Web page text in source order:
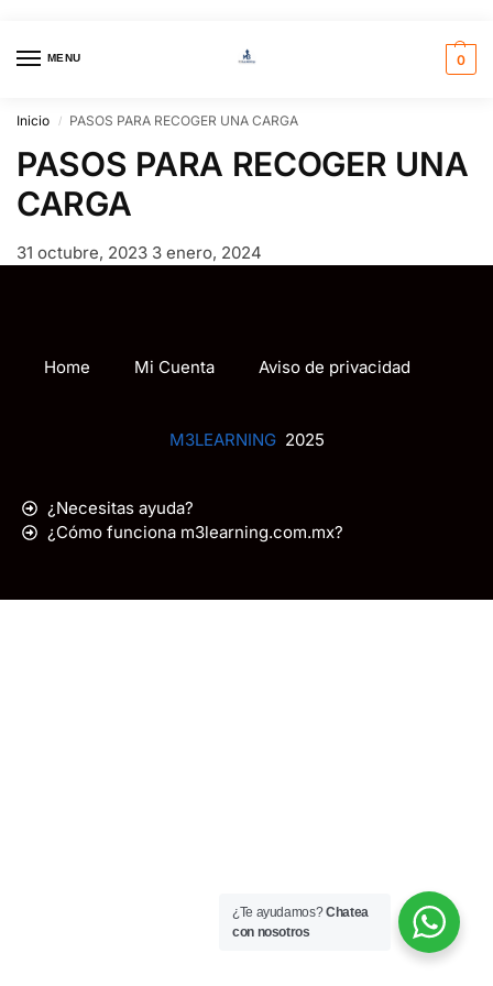
MENU 0
Inicio / PASOS PARA RECOGER UNA CARGA
PASOS PARA RECOGER UNA
CARGA
31 octubre, 2023 3 enero, 2024
Home Mi Cuenta Aviso de privacidad
M3LEARNING2025
¿Necesitas ayuda?
¿Cómo funciona m3learning.com.mx?
¿Te ayudamos?Chatea
con nosotros